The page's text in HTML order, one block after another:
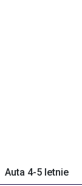
Auta 4-5 letnie